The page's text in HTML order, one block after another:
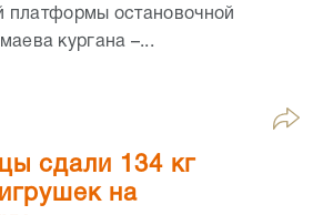
платформы остановочной
кургана –...
сдали 134 кг
на